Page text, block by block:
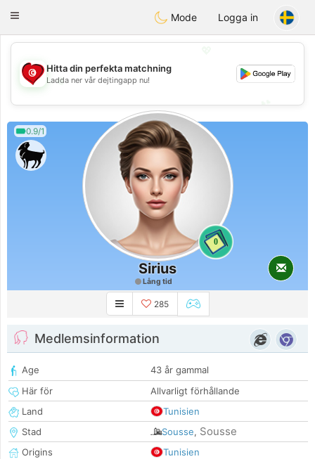
Tunisia Dating
Toggle
Mode Logga in
💖
💕
Hitta din perfekta matchning
Ladda ner vår dejtingapp nu!
0.9/1
0
Sirius
Lång tid
285
Medlemsinformation
Age
43 år gammal
Här för
Allvarligt förhållande
Land
Tunisien
Stad
Sousse, Sousse
Origins
Tunisien